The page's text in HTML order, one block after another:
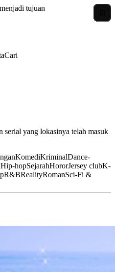
tujuan
Cari
yang lokasinya telah masuk
KomediKriminalDance-
Hip-hopSejarahHororJersey clubK-
R&BRealityRomanSci-Fi &